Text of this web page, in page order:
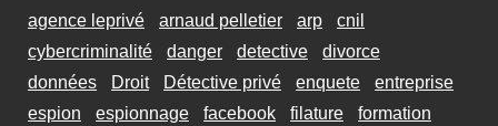
agence leprivé arnaud pelletier arp
cnil
cybercriminalité
danger detective
divorce
données
Droit Détective privé enquete
entreprise
espion
espionnage facebook filature
formation